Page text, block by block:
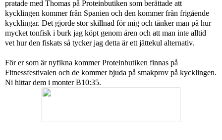
pratade med Thomas på Proteinbutiken som berättade att
kycklingen kommer från Spanien och den kommer från frigående
kycklingar. Det gjorde stor skillnad för mig och tänker man på hur
mycket tonfisk i burk jag köpt genom åren och att man inte alltid
vet hur den fiskats så tycker jag detta är ett jättekul alternativ.
För er som är nyfikna kommer Proteinbutiken finnas på
Fitnessfestivalen och de kommer bjuda på smakprov på kycklingen.
Ni hittar dem i monter B10:35.